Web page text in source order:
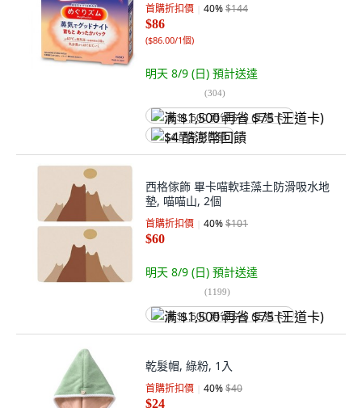
首購折扣價 40%$144
$86
($86.00/1個)
明天 8/9 (日) 預計送達
(304)
满 $1,500 再省 $75 (王道卡)
$4 酷澎幣回饋
西格傢飾 畢卡喵軟珪藻土防滑吸水地
墊, 喵喵山, 2個
首購折扣價 40%$101
$60
明天 8/9 (日) 預計送達
(1199)
满 $1,500 再省 $75 (王道卡)
乾髮帽, 綠粉, 1入
首購折扣價 40%$40
$24